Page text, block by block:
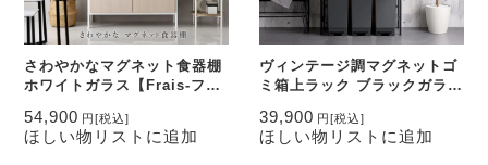
さわやかなマグネット食器棚
ホワイトガラス【Frais-フ
54,900 円 [税込]
ほしい物リストに追加
ヴィンテージ調マグネットゴ
ミ箱上ラック ブラックガラス
39,900 円 [税込]
ほしい物リストに追加